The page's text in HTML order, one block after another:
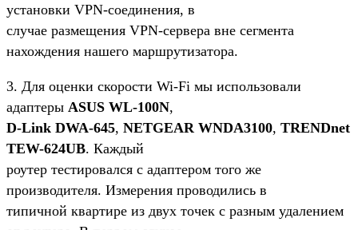
установки VPN-соединения, в
случае размещения VPN-сервера вне сегмента
нахождения нашего маршрутизатора.
3. Для оценки скорости Wi-Fi мы использовали
адаптеры ASUS WL-100N,
D-Link DWA-645, NETGEAR WNDA3100, TRENDnet
TEW-624UB. Каждый
роутер тестировался с адаптером того же
производителя. Измерения проводились в
типичной квартире из двух точек с разным удалением